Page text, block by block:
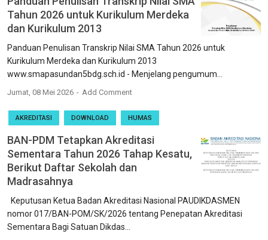
Tahun 2026 untuk Kurikulum Merdeka
dan Kurikulum 2013
Panduan Penulisan Transkrip Nilai SMA Tahun 2026 untuk
Kurikulum Merdeka dan Kurikulum 2013
www.smapasundan5bdg.sch.id - Menjelang pengumum...
Jumat, 08 Mei 2026 Add Comment
AKREDITASI DOWNLOAD HUMAS
BAN-PDM Tetapkan Akreditasi
Sementara Tahun 2026 Tahap Kesatu,
Berikut Daftar Sekolah dan
Madrasahnya
Keputusan Ketua Badan Akreditasi Nasional PAUDIKDASMEN
nomor 017/BAN-POM/SK/2026 tentang Penepatan Akreditasi
Sementara Bagi Satuan Dikdas...